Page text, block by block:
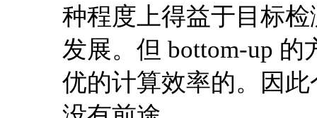
种程度上得益于目标
发展。但 bottom-up
优的计算效率的。因